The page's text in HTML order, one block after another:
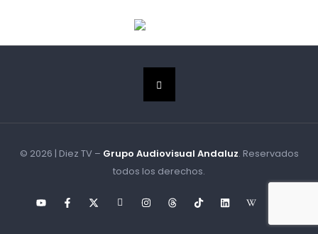
© 2026 | Diez TV – Grupo Audiovisual Andaluz. Reservados
todos los derechos.